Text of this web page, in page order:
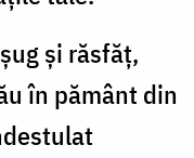
şi răsfăţ,
în pământ din